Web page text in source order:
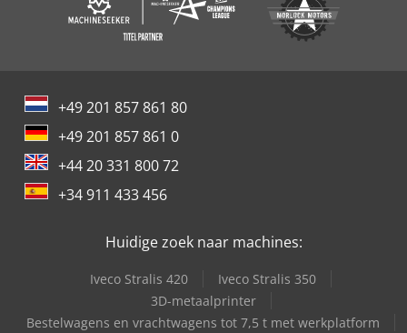
+49 201 857 861 80
+49 201 857 861 0
+44 20 331 800 72
+34 911 433 456
Huidige zoek naar machines:
Iveco Stralis 420
Iveco Stralis 350
3D-metaalprinter
Bestelwagens en vrachtwagens tot 7,5 t met werkplatform